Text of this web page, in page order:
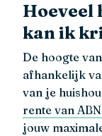
Hoeveel
kan ik
De hoogte
afhankelijk
van je
rente van
jouw